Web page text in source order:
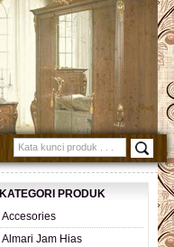
KATEGORI PRODUK
Accesories
Almari Jam Hias